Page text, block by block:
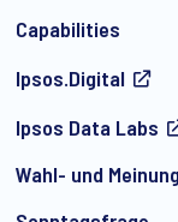
Capabilities
Ipsos.Digital
Ipsos Data Labs
Wahl- und